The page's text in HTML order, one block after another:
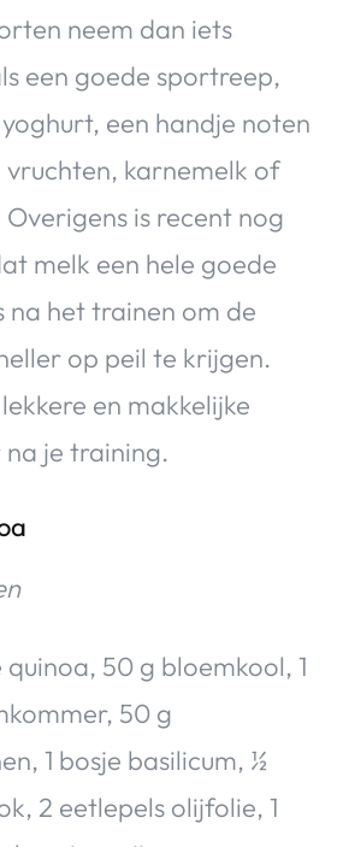
neem dan iets
een goede sportreep,
een handje noten
karnemelk of
is recent nog
melk een hele goede
na het trainen om de
op peil te krijgen.
en makkelijke
je training.
50 g bloemkool, 1
50 g
1 bosje basilicum, ½
2 eetlepels olijfolie, 1